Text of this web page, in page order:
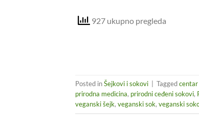
927 ukupno pregleda
Posted inŠejkovi i sokovi Tagged
prirodna medicina, prirodni ceđeni sokovi,
veganski šejk, veganski sok, veganski